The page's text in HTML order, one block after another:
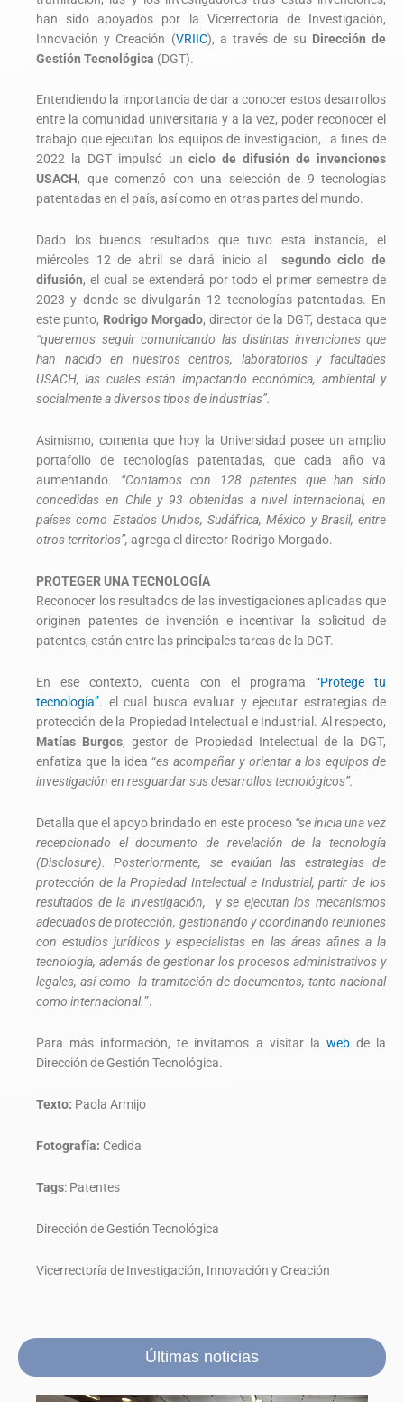
han sido apoyados por la Vicerrectoría de Investigación,
Innovación y Creación (VRIIC), a través de su Dirección de
Gestión Tecnológica (DGT).
Entendiendo la importancia de dar a conocer estos desarrollos
entre la comunidad universitaria y a la vez, poder reconocer el
trabajo que ejecutan los equipos de investigación, a fines de
2022 la DGT impulsó unciclo de difusión de invenciones
USACH, que comenzó con una selección de 9 tecnologías
patentadas en el país, así como en otras partes del mundo.
Dado los buenos resultados que tuvo esta instancia, el
miércoles 12 de abril se dará inicio al segundo ciclo de
difusión, el cual se extenderá por todo el primer semestre de
2023 y donde se divulgarán 12 tecnologías patentadas. En
este punto, Rodrigo Morgado, director de la DGT, destaca que
“queremos seguir comunicando las distintas invenciones que
han nacido en nuestros centros, laboratorios y facultades
USACH, las cuales están impactando económica, ambiental y
socialmente a diversos tipos de industrias”.
Asimismo, comenta que hoy la Universidad posee un amplio
portafolio de tecnologías patentadas, que cada año va
aumentando. “Contamos con 128 patentes que han sido
concedidas en Chile y 93 obtenidas a nivel internacional, en
países como Estados Unidos, Sudáfrica, México y Brasil, entre
otros territorios”, agrega el director Rodrigo Morgado.
PROTEGER UNA TECNOLOGÍA
Reconocer los resultados de las investigaciones aplicadas que
originen patentes de invención e incentivar la solicitud de
patentes, están entre las principales tareas de la DGT.
En ese contexto, cuenta con el programa “Protege tu
tecnología”. el cual busca evaluar y ejecutar estrategias de
protección de la Propiedad Intelectual e Industrial. Al respecto,
Matías Burgos, gestor de Propiedad Intelectual de la DGT,
enfatiza que la idea “es acompañar y orientar a los equipos de
investigación en resguardar sus desarrollos tecnológicos”.
Detalla que el apoyo brindado en este proceso “se inicia una vez
recepcionado el documento de revelación de la tecnología
(Disclosure). Posteriormente, se evalúan las estrategias de
protección de la Propiedad Intelectual e Industrial, partir de los
resultados de la investigación, y se ejecutan los mecanismos
adecuados de protección, gestionando y coordinando reuniones
con estudios jurídicos y especialistas en las áreas afines a la
tecnología, además de gestionar los procesos administrativos y
legales, así como la tramitación de documentos, tanto nacional
como internacional.”.
Para más información, te invitamos a visitar la webde la
Dirección de Gestión Tecnológica.
Texto: Paola Armijo
Fotografía: Cedida
Tags: Patentes
Dirección de Gestión Tecnológica
Vicerrectoría de Investigación, Innovación y Creación
Últimas noticias